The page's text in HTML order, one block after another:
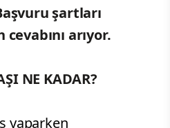
şartları
arıyor.
NE KADAR?
yaparken